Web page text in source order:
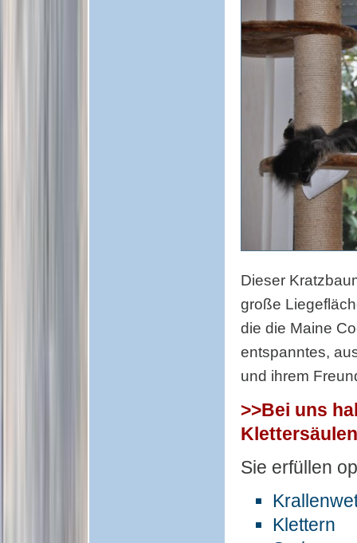
Dieser
große
die die Maine
entspanntes,
und ihrem
>>Bei uns
Sie erfüllen
Klettern